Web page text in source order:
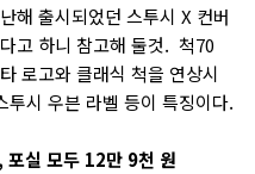
해 출시되었던 스투시 X 컨버
고 하니 참고해 둘것. 척70
로고와 클래식 척을 연상시
시 우븐 라벨 등이 특징이다.
포실 모두 12만 9천 원